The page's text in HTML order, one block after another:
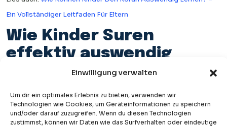
Einwilligung verwalten
Um dir ein optimales Erlebnis zu bieten, verwenden wir
Technologien wie Cookies, um Geräteinformationen zu speichern
und/oder darauf zuzugreifen. Wenn du diesen Technologien
zustimmst, können wir Daten wie das Surfverhalten oder eindeutige
Ein Vollständiger Leitfaden Für Eltern
Wie Kinder Suren
effektiv auswendig
Die Wahl einfacher Suren ist nur der Anfang. Die
Unterrichtsmethode selbst spielt eine große Rolle dabei, Kindern
dabei zu helfen, Spaß am Auswendiglernen zu haben und über